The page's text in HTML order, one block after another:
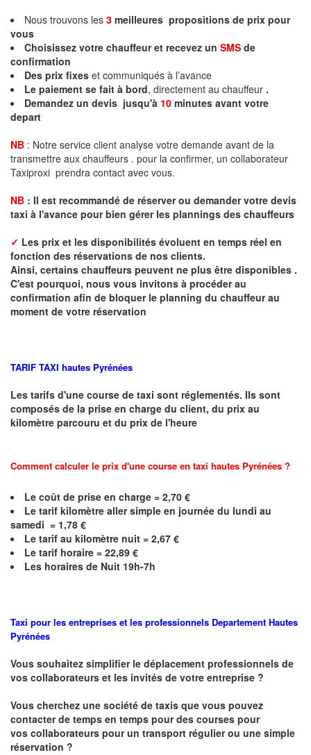
Nous trouvons les 3 meilleures propositions de prix pour
vous
Choisissez votre chauffeur et recevez un SMS de
confirmation
Des prix fixes et communiqués à l’avance
Le paiement se fait à bord, directement au chauffeur .
Demandez un devis jusqu'à 10 minutes avant votre
depart
NB : Notre service client analyse votre demande avant de la
transmettre aux chauffeurs . pour la confirmer, un collaborateur
Taxiproxi prendra contact avec vous.
NB : Il est recommandé de réserverou demandervotre devis
taxi à l'avance pour bien gérer les plannings des chauffeurs
✓ Les prix et les disponibilités évoluent en temps réel en
fonction des réservations de nos clients.
Ainsi, certains chauffeurs peuvent ne plus être disponibles .
C'est pourquoi, nous vous invitons à procéder au
confirmation afin de bloquer le planning du chauffeur au
moment de votre réservation
TARIF TAXI hautes Pyrénées
Les tarifs d'une course de taxi sont réglementés. Ils sont
composés de la prise en charge du client, du prix au
kilomètre parcouru et du prix de l'heure
Comment calculer le prix d'une course en taxi hautes Pyrénées ?
Le coût de prise en charge = 2,70 €
Le tarif kilomètre aller simple en journée du lundi au
samedi = 1,78 €
Le tarif au kilomètre nuit = 2,67 €
Le tarif horaire = 22,89 €
Les horaires de Nuit 19h-7h
Taxi pour les entreprises et les professionnels Departement Hautes
Pyrénées
Vous souhaitez simplifier le déplacement professionnels de
vos collaborateurs et les invités de votre entreprise ?
Vous cherchez une société de taxis que vous pouvez
contacter de temps en temps pour des courses pour
vos collaborateurs pour un transport régulierou une simple
réservation ?